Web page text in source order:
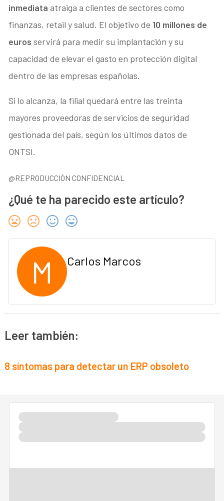
inmediata atraiga a clientes de sectores como
finanzas, retail y salud. El objetivo de10 millones de
euros servirá para medir su implantación y su
capacidad de elevar el gasto en protección digital
dentro de las empresas españolas.
Si lo alcanza, la filial quedará entre las treinta
mayores proveedoras de servicios de seguridad
gestionada del país, según los últimos datos de
ONTSI.
@REPRODUCCIÓN CONFIDENCIAL
¿Qué te ha parecido este artículo?
M Carlos Marcos
Leer también:
8 síntomas para detectar un ERP obsoleto